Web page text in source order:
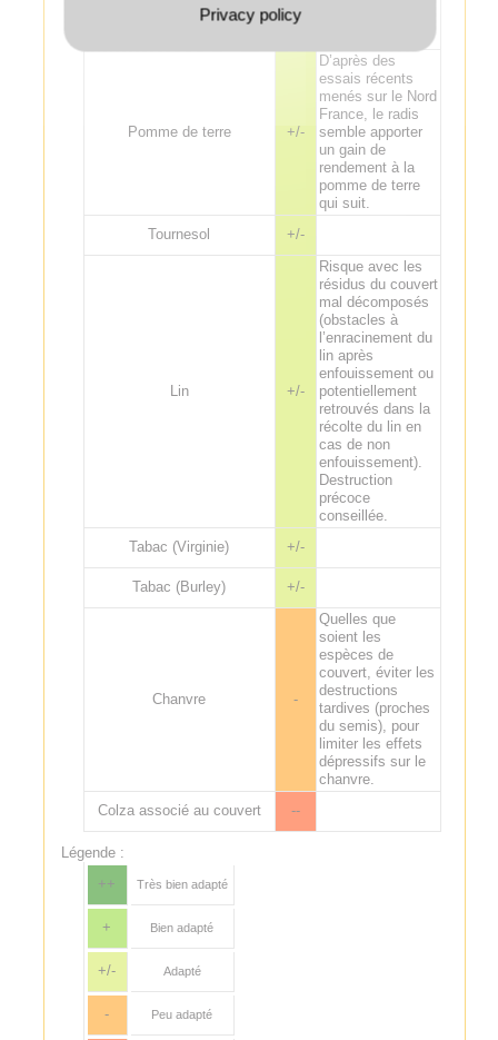
Pomme de terre +/-
D’après des
essais récents
menés sur le Nord
France, le radis
semble apporter
un gain de
rendement à la
pomme de terre
qui suit.
Tournesol
+/-
Lin +/-
Risque avec les
résidus du couvert
mal décomposés
(obstacles à
l’enracinement du
lin après
enfouissement ou
potentiellement
retrouvés dans la
récolte du lin en
cas de non
enfouissement).
Destruction
précoce
conseillée.
Tabac (Virginie)
+/-
Tabac (Burley) +/-
Chanvre -
Quelles que
soient les
espèces de
couvert, éviter les
destructions
tardives (proches
du semis), pour
limiter les effets
dépressifs sur le
chanvre.
Colza associé au couvert
--
Légende :
++
Très bien adapté
+ Bien adapté
+/- Adapté
- Peu adapté
Privacy policy